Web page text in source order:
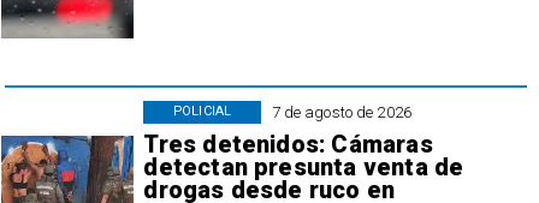
7 de agosto de 2026
Tres detenidos: Cámaras
detectan presunta venta de
drogas desde ruco en
POLICIAL